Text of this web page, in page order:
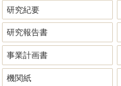
研究紀要
研究報告書
事業計画書
機関紙